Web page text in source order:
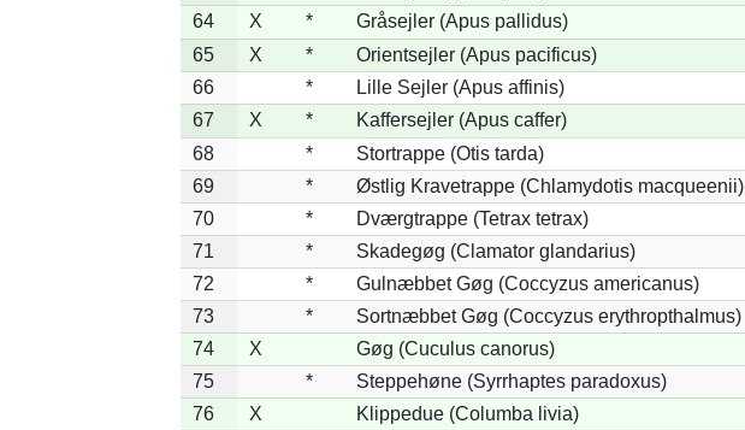
64
X * Gråsejler (Apus pallidus)
65
X * Orientsejler (Apus pacificus)
66
*
Lille Sejler (Apus affinis)
67
X * Kaffersejler (Apus caffer)
68
*
Stortrappe (Otis tarda)
69
*
Østlig Kravetrappe (Chlamydotis macqueenii)
70
*
Dværgtrappe (Tetrax tetrax)
71
*
Skadegøg (Clamator glandarius)
72
*
Gulnæbbet Gøg (Coccyzus americanus)
73
*
Sortnæbbet Gøg (Coccyzus erythropthalmus)
74
X
Gøg (Cuculus canorus)
75
*
Steppehøne (Syrrhaptes paradoxus)
76
X
Klippedue (Columba livia)